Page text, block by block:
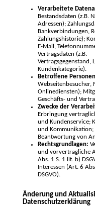
Verarbeitete
Bestandsdaten (z.B.
Adressen);
Bankverbindungen,
Zahlungshistorie);
E-Mail,
Vertragsdaten (z.B.
Vertragsgegenstand,
Kundenkategorie).
Betroffene
Webseitenbesucher,
Onlinediensten);
Geschäfts- und
Zwecke der
Erbringung
und Kundenservice;
und Kommunikation;
Beantwortung von
Rechtsgrundlagen:
und vorvertragliche
Abs. 1 S. 1 lit. b)
Interessen (Art. 6
DSGVO).
Änderung und
Datenschutzerklärung